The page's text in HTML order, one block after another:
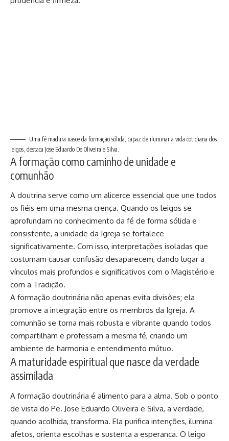
Uma fé madura nasce da formação sólida, capaz de iluminar a vida cotidiana dos
leigos, destaca Jose Eduardo De Oliveira e Silva.
A formação como caminho de unidade e
comunhão
A doutrina serve como um alicerce essencial que une todos
os fiéis em uma mesma crença. Quando os leigos se
aprofundam no conhecimento da fé de forma sólida e
consistente, a unidade da Igreja se fortalece
significativamente. Com isso, interpretações isoladas que
costumam causar confusão desaparecem, dando lugar a
vínculos mais profundos e significativos com o Magistério e
com a Tradição.
A formação doutrinária não apenas evita divisões; ela
promove a integração entre os membros da Igreja. A
comunhão se torna mais robusta e vibrante quando todos
compartilham e professam a mesma fé, criando um
ambiente de harmonia e entendimento mútuo.
A maturidade espiritual que nasce da verdade
assimilada
A formação doutrinária é alimento para a alma. Sob o ponto
de vista do Pe. Jose Eduardo Oliveira e Silva, a verdade,
quando acolhida, transforma. Ela purifica intenções, ilumina
afetos, orienta escolhas e sustenta a esperança. O leigo